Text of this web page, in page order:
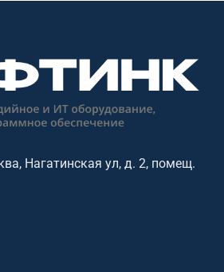
Нагатинская ул, д. 2, помещ.